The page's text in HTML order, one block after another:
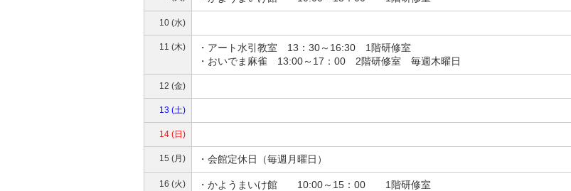
10 (水)
11 (木)
・アート水引教室 13：30～16:30 1階研修室
・おいでま麻雀 13:00～17：00 2階研修室 毎週木曜日
12 (金)
13 (土)
14 (日)
15 (月) ・会館定休日（毎週月曜日）
16 (火) ・かようまいけ館 10:00～15：00 1階研修室